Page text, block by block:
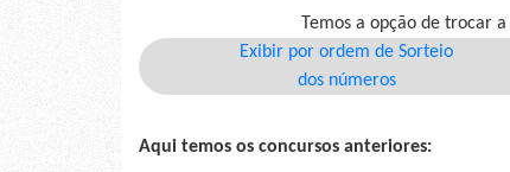
Temos a opção de trocar
Exibir por ordem de Sorteio
dos números
Aqui temos os concursos anteriores: